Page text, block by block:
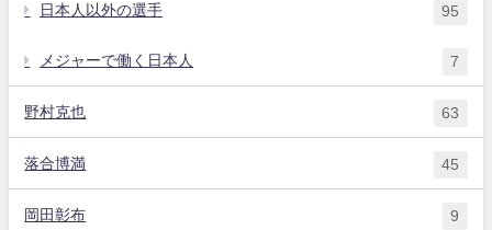
日本人以外の選手 95
メジャーで働く日本人 7
野村克也 63
落合博満 45
岡田彰布 9